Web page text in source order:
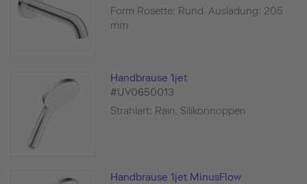
Form Rosette: Rund, Ausladung: 205
mm
Handbrause 1jet
#UV0650013
Strahlart: Rain, Silikonnoppen
Handbrause 1jet MinusFlow